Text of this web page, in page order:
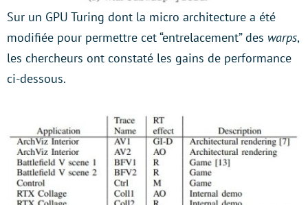
Sur un GPU Turing dont la micro architecture a été
modifiée pour permettre cet “entrelacement” des warps,
les chercheurs ont constaté les gains de performance
ci-dessous.